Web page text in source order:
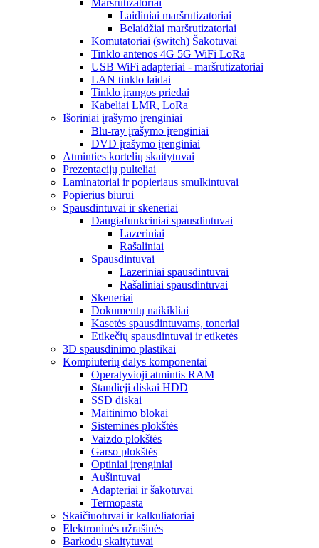
Maršrutizatoriai
Laidiniai maršrutizatoriai
Belaidžiai maršrutizatoriai
Komutatoriai (switch) Šakotuvai
Tinklo antenos 4G 5G WiFi LoRa
USB WiFi adapteriai - maršrutizatoriai
LAN tinklo laidai
Tinklo įrangos priedai
Kabeliai LMR, LoRa
Išoriniai įrašymo įrenginiai
Blu-ray įrašymo įrenginiai
DVD įrašymo įrenginiai
Atminties kortelių skaitytuvai
Prezentacijų pulteliai
Laminatoriai ir popieriaus smulkintuvai
Popierius biurui
Spausdintuvai ir skeneriai
Daugiafunkciniai spausdintuvai
Lazeriniai
Rašaliniai
Spausdintuvai
Lazeriniai spausdintuvai
Rašaliniai spausdintuvai
Skeneriai
Dokumentų naikikliai
Kasetės spausdintuvams, toneriai
Etikečių spausdintuvai ir etiketės
3D spausdinimo plastikai
Kompiuterių dalys komponentai
Operatyvioji atmintis RAM
Standieji diskai HDD
SSD diskai
Maitinimo blokai
Sisteminės plokštės
Vaizdo plokštės
Garso plokštės
Optiniai įrenginiai
Aušintuvai
Adapteriai ir šakotuvai
Termopasta
Skaičiuotuvai ir kalkuliatoriai
Elektroninės užrašinės
Barkodų skaitytuvai